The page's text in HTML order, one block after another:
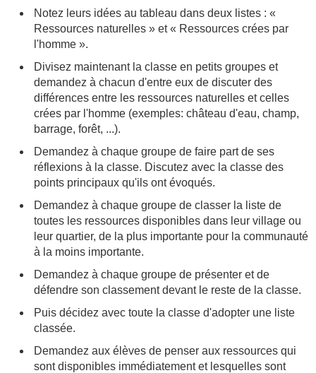
Notez leurs idées au tableau dans deux listes : «
Ressources naturelles » et « Ressources crées par
l'homme ».
Divisez maintenant la classe en petits groupes et
demandez à chacun d'entre eux de discuter des
différences entre les ressources naturelles et celles
crées par l'homme (exemples: château d'eau, champ,
barrage, forêt, ...).
Demandez à chaque groupe de faire part de ses
réflexions à la classe. Discutez avec la classe des
points principaux qu'ils ont évoqués.
Demandez à chaque groupe de classer la liste de
toutes les ressources disponibles dans leur village ou
leur quartier, de la plus importante pour la communauté
à la moins importante.
Demandez à chaque groupe de présenter et de
défendre son classement devant le reste de la classe.
Puis décidez avec toute la classe d'adopter une liste
classée.
Demandez aux élèves de penser aux ressources qui
sont disponibles immédiatement et lesquelles sont